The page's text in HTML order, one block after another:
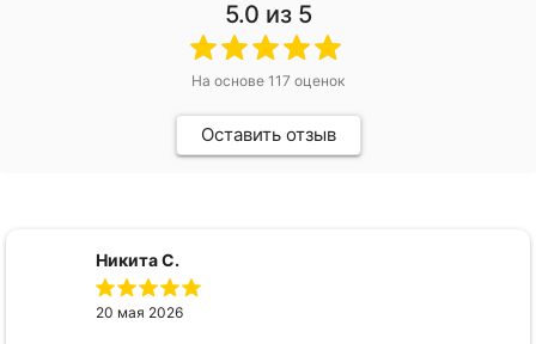
5.0 из 5
На основе 117 оценок
Оставить отзыв
Никита С.
20 мая 2026